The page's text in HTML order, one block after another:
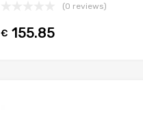
(0 reviews)
€ 155.85